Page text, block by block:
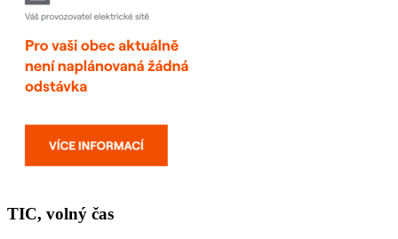
TIC, volný čas